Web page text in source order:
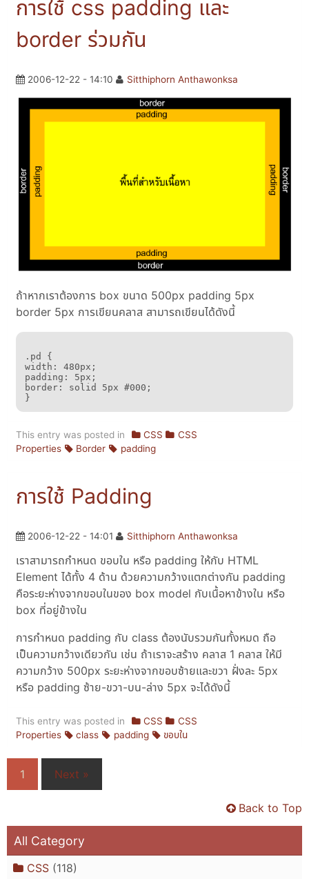
การใช้ css padding และ
border ร่วมกัน
2006-12-22 - 14:10 Sitthiphorn Anthawonksa
ถ้าหากเราต้องการ box ขนาด 500px padding 5px
border 5px การเขียนคลาส สามารถเขียนได้ดังนี้
.pd {
width: 480px;
padding: 5px;
border: solid 5px #000;
}
This entry was posted in CSS
CSS
Properties
Border padding
การใช้ Padding
2006-12-22 - 14:01 Sitthiphorn Anthawonksa
เราสามารถกำหนด ขอบใน หรือ padding ให้กับ HTML
Element ได้ทั้ง 4 ด้าน ด้วยความกว้างแตกต่างกัน padding
คือระยะห่างจากขอบในของ box model กับเนื้อหาข้างใน หรือ
box ที่อยู่ข้างใน
การกำหนด padding กับ class ต้องนับรวมกันทั้งหมด ถือ
เป็นความกว้างเดียวกัน เช่น ถ้าเราจะสร้าง คลาส 1 คลาส ให้มี
ความกว้าง 500px ระยะห่างจากขอบซ้ายและขวา ฝั่งละ 5px
หรือ padding ซ้าย-ขวา-บน-ล่าง 5px จะได้ดังนี้
This entry was posted in CSS
CSS
Properties
class padding ขอบใน
1 Next »
Back to Top
All Category
CSS(118)